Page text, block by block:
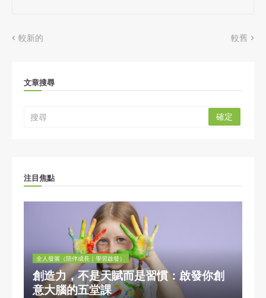
較新的 較舊
文章搜尋
注目焦點
全人發展（陪伴成長｜學習啟發）
創造力，不是天賦而是習慣：啟發你創
意大腦的五堂課